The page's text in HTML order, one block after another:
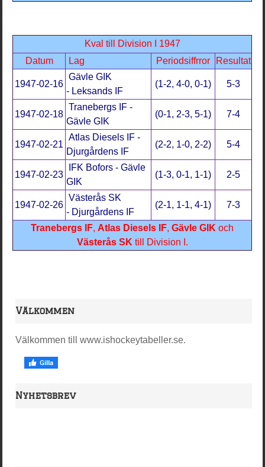
Kval till Division I 1947
Datum
Lag Periodsiffrror Resultat
1947-02-16
Gävle GIK
- Leksands IF
(1-2, 4-0, 0-1) 5-3
1947-02-18
Tranebergs IF -
Gävle GIK
(0-1, 2-3, 5-1) 7-4
1947-02-21
Atlas Diesels IF -
Djurgårdens IF
(2-2, 1-0, 2-2) 5-4
1947-02-23
IFK Bofors - Gävle
GIK
(1-3, 0-1, 1-1) 2-5
1947-02-26
Västerås SK
- Djurgårdens IF
(2-1, 1-1, 4-1) 7-3
Tranebergs IF,Atlas Diesels IF,Gävle GIK och
Västerås SK till Division I.
Välkommen
Välkommen till www.ishockeytabeller.se.
Nyhetsbrev